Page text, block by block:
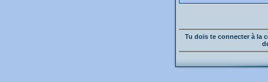
Tu dois te connecter à la